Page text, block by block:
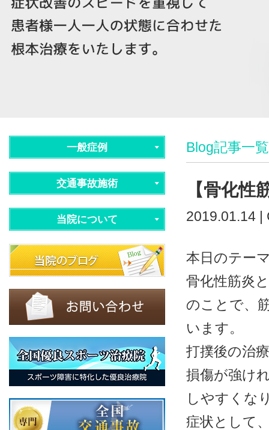
Blog記事一覧
【骨化性
2019.01.14
本日のテー
骨化性筋炎
のことで、
います。
打撲後の治
損傷が強け
しやすくな
症状として
一般症例
交通事故施術
当院について